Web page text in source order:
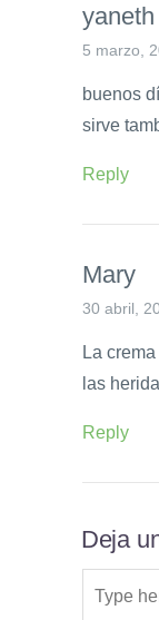
yaneth
5 marzo,
buenos
sirve
Reply
Mary
30 abril,
La
las
Reply
Deja